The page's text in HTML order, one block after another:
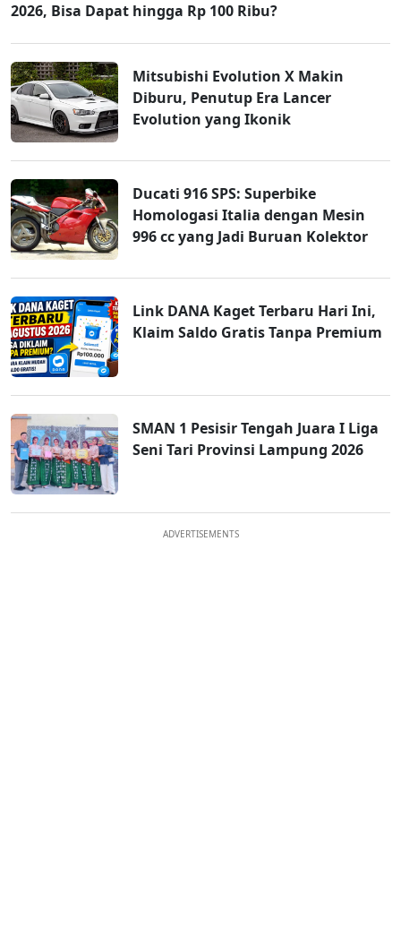
2026, Bisa Dapat hingga Rp 100 Ribu?
Mitsubishi Evolution X Makin
Diburu, Penutup Era Lancer
Evolution yang Ikonik
Ducati 916 SPS: Superbike
Homologasi Italia dengan Mesin
996 cc yang Jadi Buruan Kolektor
Link DANA Kaget Terbaru Hari Ini,
Klaim Saldo Gratis Tanpa Premium
SMAN 1 Pesisir Tengah Juara I Liga
Seni Tari Provinsi Lampung 2026
ADVERTISEMENTS